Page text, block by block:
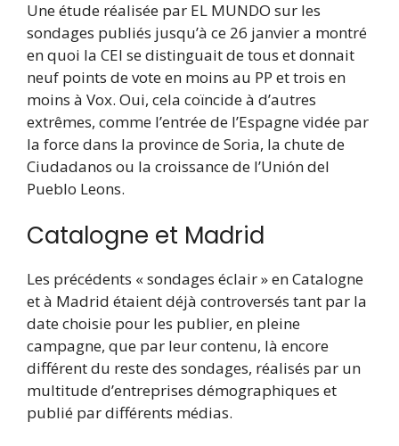
Une étude réalisée par EL MUNDO sur les
sondages publiés jusqu’à ce 26 janvier a montré
en quoi la CEI se distinguait de tous et donnait
neuf points de vote en moins au PP et trois en
moins à Vox. Oui, cela coïncide à d’autres
extrêmes, comme l’entrée de l’Espagne vidée par
la force dans la province de Soria, la chute de
Ciudadanos ou la croissance de l’Unión del
Pueblo Leons.
Catalogne et Madrid
Les précédents « sondages éclair » en Catalogne
et à Madrid étaient déjà controversés tant par la
date choisie pour les publier, en pleine
campagne, que par leur contenu, là encore
différent du reste des sondages, réalisés par un
multitude d’entreprises démographiques et
publié par différents médias.